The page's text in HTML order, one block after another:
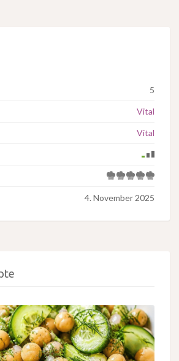
5
Vital
Vital
4. November 2025